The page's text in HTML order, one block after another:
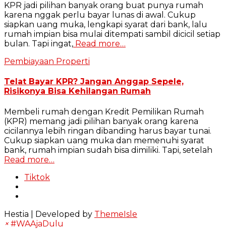
KPR jadi pilihan banyak orang buat punya rumah
karena nggak perlu bayar lunas di awal. Cukup
siapkan uang muka, lengkapi syarat dari bank, lalu
rumah impian bisa mulai ditempati sambil dicicil setiap
bulan. Tapi ingat, Read more…
Pembiayaan Properti
Telat Bayar KPR? Jangan Anggap Sepele,
Risikonya Bisa Kehilangan Rumah
Membeli rumah dengan Kredit Pemilikan Rumah
(KPR) memang jadi pilihan banyak orang karena
cicilannya lebih ringan dibanding harus bayar tunai.
Cukup siapkan uang muka dan memenuhi syarat
bank, rumah impian sudah bisa dimiliki. Tapi, setelah
Read more…
Tiktok
Hestia | Developed by ThemeIsle
× #WAAjaDulu